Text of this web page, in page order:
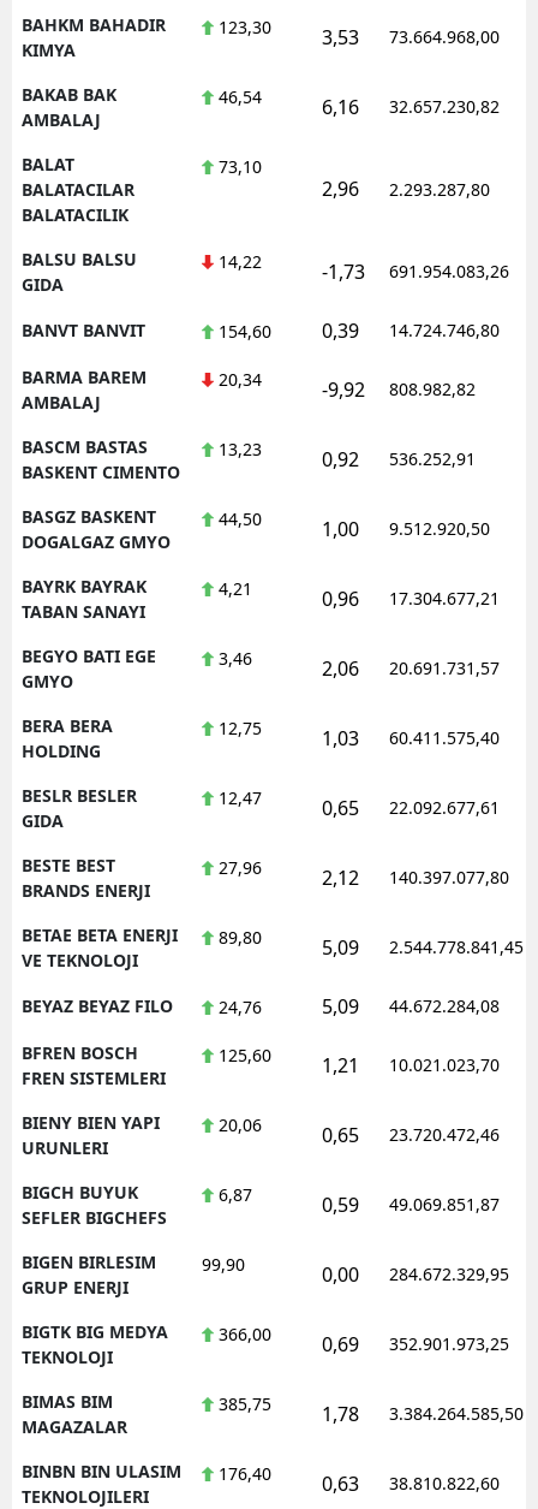
BAHKM BAHADIR
KIMYA
123,30 3,53 73.664.968,00
BAKAB BAK
AMBALAJ
46,54 6,16 32.657.230,82
BALAT
BALATACILAR
BALATACILIK
73,10
2,96 2.293.287,80
BALSU BALSU
GIDA
14,22 -1,73 691.954.083,26
BANVT BANVIT 154,60 0,39 14.724.746,80
BARMA BAREM
AMBALAJ
20,34 -9,92 808.982,82
BASCM BASTAS
BASKENT CIMENTO
13,23 0,92 536.252,91
BASGZ BASKENT
DOGALGAZ GMYO
44,50 1,00 9.512.920,50
BAYRK BAYRAK
TABAN SANAYI
4,21 0,96 17.304.677,21
BEGYO BATI EGE
GMYO
3,46 2,06 20.691.731,57
BERA BERA
HOLDING
12,75 1,03 60.411.575,40
BESLR BESLER
GIDA
12,47 0,65 22.092.677,61
BESTE BEST
BRANDS ENERJI
27,96 2,12 140.397.077,80
BETAE BETA ENERJI
VE TEKNOLOJI
89,80 5,09 2.544.778.841,45
BEYAZ BEYAZ FILO 24,76 5,09 44.672.284,08
BFREN BOSCH
FREN SISTEMLERI
125,60 1,21 10.021.023,70
BIENY BIEN YAPI
URUNLERI
20,06 0,65 23.720.472,46
BIGCH BUYUK
SEFLER BIGCHEFS
6,87 0,59 49.069.851,87
BIGEN BIRLESIM
GRUP ENERJI
99,90 0,00 284.672.329,95
BIGTK BIG MEDYA
TEKNOLOJI
366,00 0,69 352.901.973,25
BIMAS BIM
MAGAZALAR
385,75 1,78 3.384.264.585,50
BINBN BIN ULASIM
TEKNOLOJILERI
176,40 0,63 38.810.822,60